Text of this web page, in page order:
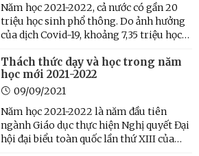
Năm học 2021-2022, cả nước có gần 20
triệu học sinh phổ thông. Do ảnh hưởng
của dịch Covid-19, khoảng 7,35 triệu học
trong cả nước đang triển khai học trực
tuyến, nhưng lại có đến 1,5 triệu em chưa
có máy tính ...
Thách thức dạy và học trong năm
học mới 2021-2022
09/09/2021
Năm học 2021-2022 là năm đầu tiên
ngành Giáo dục thực hiện Nghị quyết Đại
hội đại biểu toàn quốc lần thứ XIII của